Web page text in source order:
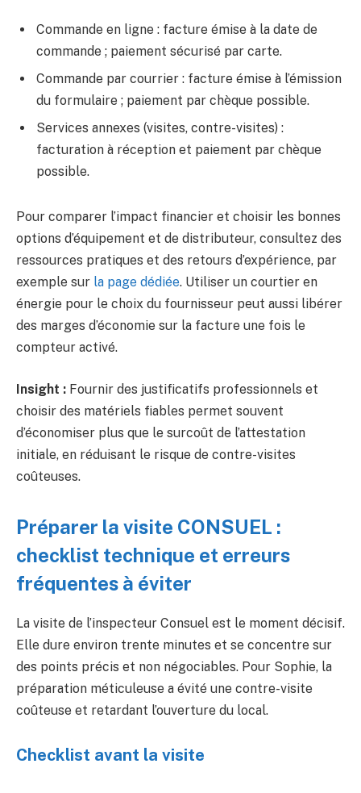
Commande en ligne : facture émise à la date de
commande ; paiement sécurisé par carte.
Commande par courrier : facture émise à l’émission
du formulaire ; paiement par chèque possible.
Services annexes (visites, contre-visites) :
facturation à réception et paiement par chèque
possible.
Pour comparer l’impact financier et choisir les bonnes
options d’équipement et de distributeur, consultez des
ressources pratiques et des retours d’expérience, par
exemple sur la page dédiée. Utiliser un courtier en
énergie pour le choix du fournisseur peut aussi libérer
des marges d’économie sur la facture une fois le
compteur activé.
Insight : Fournir des justificatifs professionnels et
choisir des matériels fiables permet souvent
d’économiser plus que le surcoût de l’attestation
initiale, en réduisant le risque de contre-visites
coûteuses.
Préparer la visite CONSUEL :
checklist technique et erreurs
fréquentes à éviter
La visite de l’inspecteur Consuel est le moment décisif.
Elle dure environ trente minutes et se concentre sur
des points précis et non négociables. Pour Sophie, la
préparation méticuleuse a évité une contre-visite
coûteuse et retardant l’ouverture du local.
Checklist avant la visite